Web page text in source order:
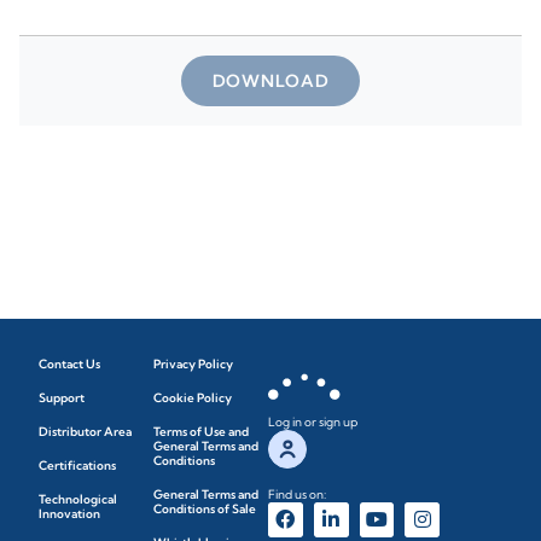
DOWNLOAD
Contact Us
Support
Distributor Area
Certifications
Technological
Innovation
Privacy Policy
Cookie Policy
Terms of Use and
General Terms and
Conditions
General Terms and
Conditions of Sale
Log in or sign up
Find us on: